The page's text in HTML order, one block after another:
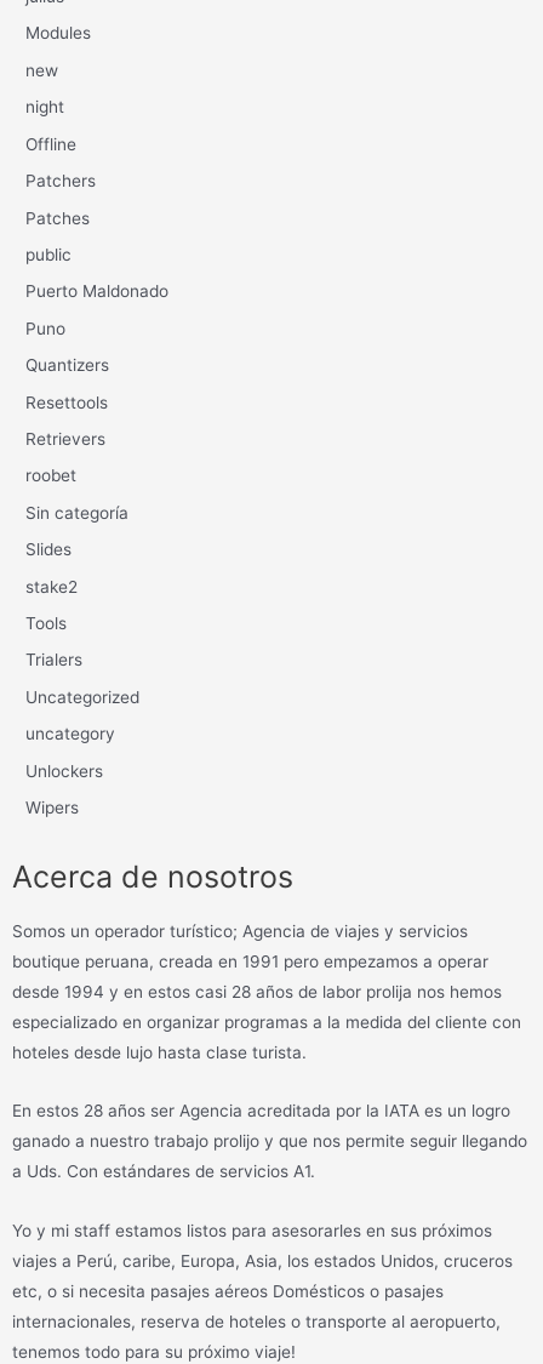
Modules
new
night
Offline
Patchers
Patches
public
Puerto Maldonado
Puno
Quantizers
Resettools
Retrievers
roobet
Sin categoría
Slides
stake2
Tools
Trialers
Uncategorized
uncategory
Unlockers
Wipers
Acerca de nosotros
Somos un operador turístico; Agencia de viajes y servicios
boutique peruana, creada en 1991 pero empezamos a operar
desde 1994 y en estos casi 28 años de labor prolija nos hemos
especializado en organizar programas a la medida del cliente con
hoteles desde lujo hasta clase turista.
En estos 28 años ser Agencia acreditada por la IATA es un logro
ganado a nuestro trabajo prolijo y que nos permite seguir llegando
a Uds. Con estándares de servicios A1.
Yo y mi staff estamos listos para asesorarles en sus próximos
viajes a Perú, caribe, Europa, Asia, los estados Unidos, cruceros
etc, o si necesita pasajes aéreos Domésticos o pasajes
internacionales, reserva de hoteles o transporte al aeropuerto,
tenemos todo para su próximo viaje!